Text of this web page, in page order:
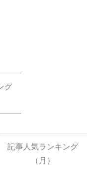
グ
記事人気ランキング
（月）